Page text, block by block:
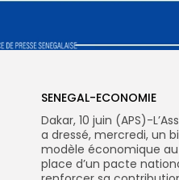
SENEGAL-ECONOMIE
Dakar, 10 juin (APS)-
a dressé, mercredi, un
modèle économique
place d’un pacte